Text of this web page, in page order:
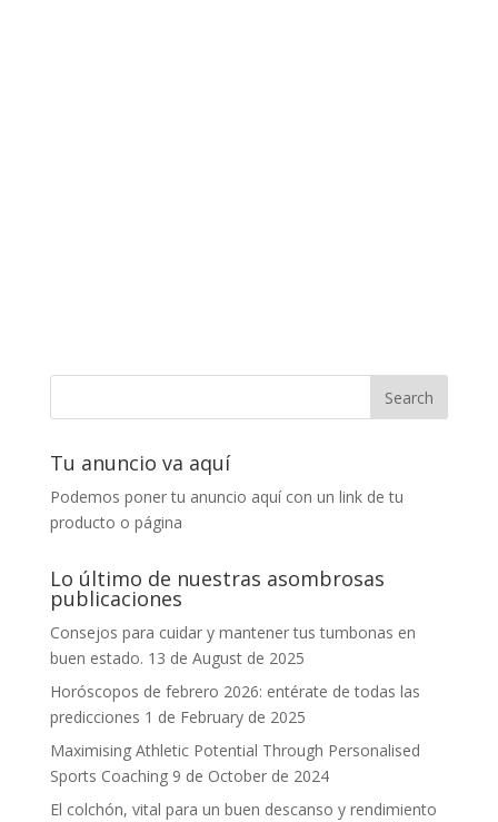
Tu anuncio va aquí
Podemos poner tu anuncio aquí con un link de tu
producto o página
Lo último de nuestras asombrosas
publicaciones
Consejos para cuidar y mantener tus tumbonas en
buen estado. 13 de August de 2025
Horóscopos de febrero 2026: entérate de todas las
predicciones 1 de February de 2025
Maximising Athletic Potential Through Personalised
Sports Coaching 9 de October de 2024
El colchón, vital para un buen descanso y rendimiento